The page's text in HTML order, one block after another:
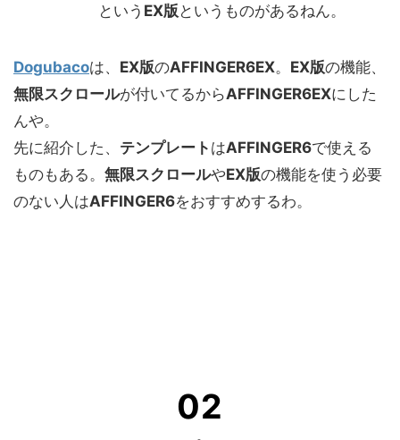
という EX版 というものがあるねん。
Dogubacoは、 EX版のAFFINGER6EX。 EX版の機能、
無限スクロールが付いてるからAFFINGER6EXにした
んや。
先に紹介した、 テンプレート はAFFINGER6で使える
ものもある。 無限スクロールやEX版の機能を使う必要
のない人はAFFINGER6をおすすめするわ。